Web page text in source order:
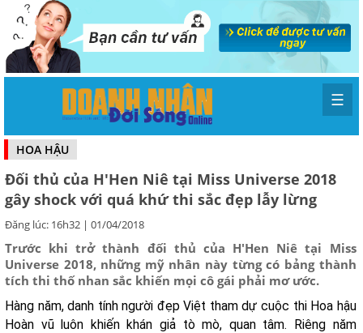
☰
HOA HẬU
Đối thủ của H'Hen Niê tại Miss Universe 2018
gây shock với quá khứ thi sắc đẹp lẫy lừng
Đăng lúc: 16h32 | 01/04/2018
Trước khi trở thành đối thủ của H'Hen Niê tại Miss
Universe 2018, những mỹ nhân này từng có bảng thành
tích thi thố nhan sắc khiến mọi cô gái phải mơ ước.
Hàng năm, danh tính người đẹp Việt tham dự cuộc thi Hoa hậu
Hoàn vũ luôn khiến khán giả tò mò, quan tâm. Riêng năm